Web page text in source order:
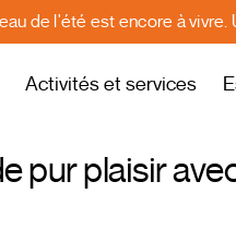
de l'été est encore à
Activités et services
pur plaisir